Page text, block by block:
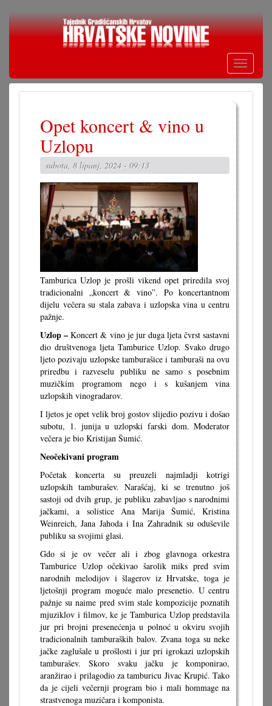
Skoči
Toggle
Opet koncert & vino u
Uzlopu
subota, 8 lipanj, 2024 - 09:13
Tamburica Uzlop je prošli vikend opet priredila svoj
tradicionalni „koncert & vino”. Po koncertantnom
dijelu večera su stala zabava i uzlopska vina u centru
pažnje.
Uzlop – Koncert & vino je jur duga ljeta čvrst sastavni
dio društvenoga ljeta Tamburice Uzlop. Svako drugo
ljeto pozivaju uzlopske tamburašice i tamburaši na ovu
priredbu i razveselu publiku ne samo s posebnim
muzičkim programom nego i s kušanjem vina
uzlopskih vinogradarov.
I ljetos je opet velik broj gostov slijedio pozivu i došao
subotu, 1. junija u uzlopski farski dom. Moderator
večera je bio Kristijan Šumić.
Neočekivani program
Početak koncerta su preuzeli najmladji kotrigi
uzlopskih tamburašev. Narašćaj, ki se trenutno još
sastoji od dvih grup, je publiku zabavljao s narodnimi
jačkami, a solistice Ana Marija Šumić, Kristina
Weinreich, Jana Jahoda i Ina Zahradnik su oduševile
publiku sa svojimi glasi.
Gdo si je ov večer ali i zbog glavnoga orkestra
Tamburice Uzlop očekivao šarolik miks pred svim
narodnih melodijov i šlagerov iz Hrvatske, toga je
ljetošnji program moguće malo presenetio. U centru
pažnje su naime pred svim stale kompozicije poznatih
mjuziklov i filmov, ke je Tamburica Uzlop predstavila
jur pri brojni presenećenja u polnoć u okviru svojih
tradicionalnih tamburaških balov. Zvana toga su neke
jačke zaglušale u prošlosti i jur pri igrokazi uzlopskih
tamburašev. Skoro svaku jačku je komponirao,
aranžirao i prilagodio za tamburicu Jivac Krupić. Tako
da je cijeli večernji program bio i mali hommage na
strastvenoga muzičara i komponista.